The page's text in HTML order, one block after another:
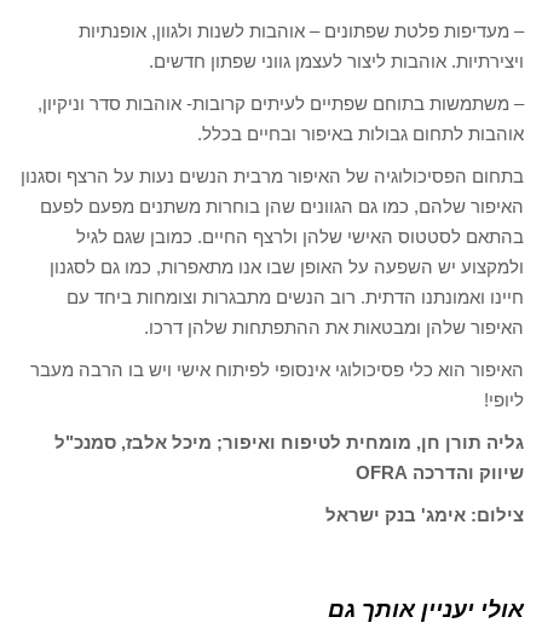
– מעדיפות פלטת שפתונים – אוהבות לשנות ולגוון, אופנתיות
ויצירתיות. אוהבות ליצור לעצמן גווני שפתון חדשים.
– משתמשות בתוחם שפתיים לעיתים קרובות- אוהבות סדר וניקיון,
אוהבות לתחום גבולות באיפור ובחיים בכלל.
בתחום הפסיכולוגיה של האיפור מרבית הנשים נעות על הרצף וסגנון
האיפור שלהם, כמו גם הגוונים שהן בוחרות משתנים מפעם לפעם
בהתאם לסטטוס האישי שלהן ולרצף החיים. כמובן שגם לגיל
ולמקצוע יש השפעה על האופן שבו אנו מתאפרות, כמו גם לסגנון
חיינו ואמונתנו הדתית. רוב הנשים מתבגרות וצומחות ביחד עם
האיפור שלהן ומבטאות את ההתפתחות שלהן דרכו.
האיפור הוא כלי פסיכולוגי אינסופי לפיתוח אישי ויש בו הרבה מעבר
ליופי!
גליה תורן חן, מומחית לטיפוח ואיפור; מיכל אלבז, סמנכ"ל
שיווק והדרכה OFRA
צילום: אימג' בנק ישראל
אולי יעניין אותך גם